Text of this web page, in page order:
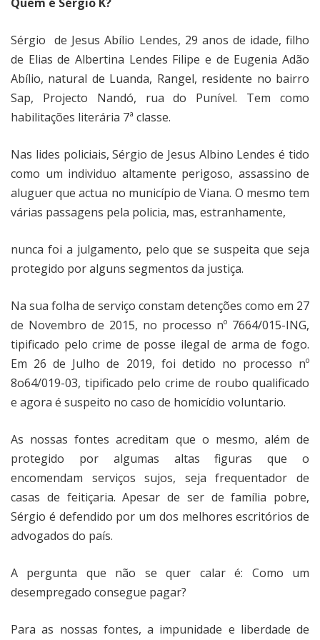
Sérgio
de Jesus Abílio Lendes, 29 anos de idade, filho
de Elias de Albertina Lendes Filipe e de Eugenia Adão
Abílio, natural de Luanda, Rangel, residente no bairro
Sap, Projecto Nandó, rua do Punível. Tem como
habilitações literária 7ª classe.
Nas lides policiais, Sérgio de Jesus Albino Lendes é tido
como um individuo altamente perigoso, assassino de
aluguer que actua no município de Viana. O mesmo tem
várias passagens pela policia, mas, estranhamente,
nunca foi a julgamento, pelo que se suspeita que seja
protegido por alguns segmentos da justiça.
Na sua folha de serviço constam detenções como em 27
de Novembro de 2015, no processo nº 7664/015-ING,
tipificado pelo crime de posse ilegal de arma de fogo.
Em 26 de Julho de 2019, foi detido no processo nº
8o64/019-03, tipificado pelo crime de roubo qualificado
e agora é suspeito no caso de homicídio voluntario.
As nossas fontes acreditam que o mesmo, além de
protegido por algumas altas figuras que o
encomendam serviços sujos, seja frequentador de
casas de feitiçaria. Apesar de ser de família pobre,
Sérgio é defendido por um dos melhores escritórios de
advogados do país.
A pergunta que não se quer calar é: Como um
desempregado consegue pagar?
Para as nossas fontes, a impunidade e liberdade de